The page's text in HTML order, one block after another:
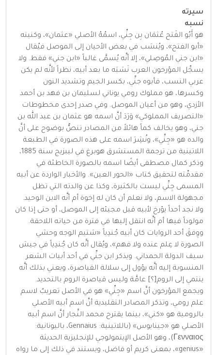
سيرته
نسبه
هو أَبُو الفَتح عُثمَان بِن جِنِّي، اسمُهُ الأصلي «عثمان»، وكنيته
«أبو الفتح»، ويُنسَب في بعض الأحيان إلى الموصل فيُقال
«ابن جني المُوصِلي»، إلا أنَّه يُسمَّى غالباً «ابن جني» فقط. ولا
يسجِّل المؤرخون العرب نَسَبَه ما بعد أبيه، نظراً لأنَّه لم يكن
عربي النسب، فأبوه جنِّي، بكسر الجيم وتشديد النون
وكسرها، هو مملوك رومي يوناني لسليمان بن فهد بن أحمد
الأزدي، وهو من أعيان الموصل. وفي صدر إحدى مخطوطات
«التصريف المملوكي» وَرَدَ أنَّ اسمه هو عثمان بن عبد الله بن
جني، وهو يخالف كماً هائلاً من المصادر تنصُّ بوضوح على أنَّ
والده هو «جِنِّي»، ونُشِرَ اسمه على هذه الصورة في الطبعة
اللاتينية من ترجمة المستشرق هوبرغ في ليبزيج سنة 1885،
وذكر كمال مصطفى أيضًا اسمه بالصورة الخاطئة في
مقدمِّته لتحقيق كتاب «الحور العين». والأخبار الواردة عن أبيه
المسمى جِنِّي ليست بالكثيرة، وكذا عن والدته التي تظل
مجهولة الاسم، ولا نعلم أن كان له إخوة أم أنَّه الابن الوحيد.
ولا نجد أحداً يؤرخ لأبيه قبل مجيئه إلى الموصل، أو حتى إذا كان
مولوداً فيها أم أنَّه انتقل إليها في فترة من حياته اللاحقة.
ووِفقَ أحد الروايات كان أبيه جُندِياً «شتيم الوجه وحشي
الصورة لا عِلم عنده ولا فهم»، ويُقال أنَّه كان جُندِياً في جيش
سيف الدولة الحمداني. ويذكر ابن جنِّي في أحد أبيات الشعر
المنسوبة إليه أنَّه يؤول إلى سلالة القياصرة، ويعني بذلك أنَّه
ينتمي إلى الروم[؟] عامَّة وليس قياصرة الروم بالتحديد.
ويجمع المؤرخون أنَّ اسم «جِنِّي» هو في الأصل تعريبٌ لاسم
علم رومي، وتذكر المصادر التقليدية أنَّ اسم أبيه الأصلي
بالرومية هو «كني»، بينما يقترح محمد النَّجار أنَّ اسم أبيه
الأصلي هو «جينايوس» (باللاتينية: Gennaius، باليونانية:
Γενναιος)، وهو الأصل الإيتمولوجي للإنجليزية الحديثة
«genius»، بمعنى كريم أو فاضل، ويستند في ذلك إلى ما رواه